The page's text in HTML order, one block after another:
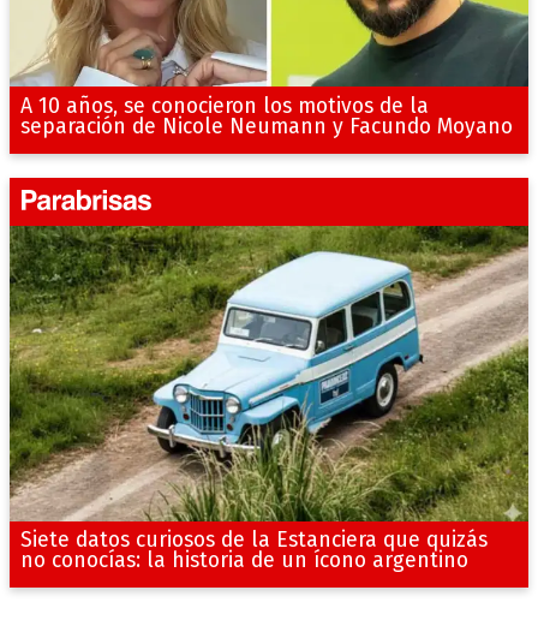
A 10 años, se conocieron los motivos de la
separación de Nicole Neumann y Facundo Moyano
Siete datos curiosos de la Estanciera que quizás
no conocías: la historia de un ícono argentino